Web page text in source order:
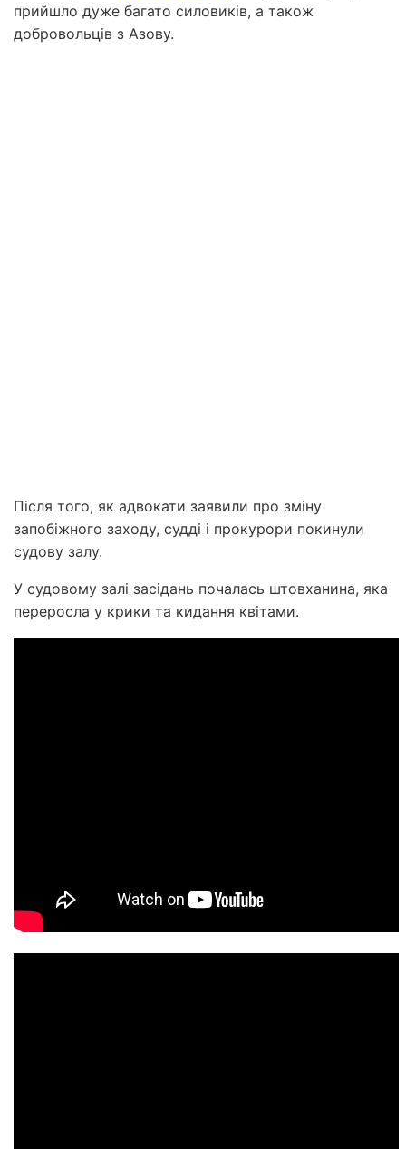
прийшло дуже багато силовиків, а також
добровольців з Азову.
Після того, як адвокати заявили про зміну
запобіжного заходу, судді і прокурори покинули
судову залу.
У судовому залі засідань почалась штовханина, яка
переросла у крики та кидання квітами.